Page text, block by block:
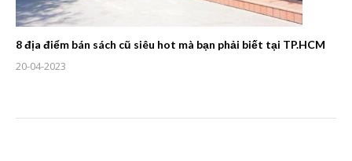
8 địa điểm bán sách cũ siêu hot mà bạn phải biết tại TP.HCM
20-04-2023